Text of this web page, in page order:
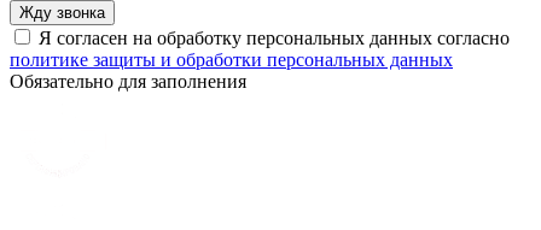
Жду звонка
Я согласен на обработку персональных данных согласно
политике защиты и обработки персональных данных
Обязательно для заполнения